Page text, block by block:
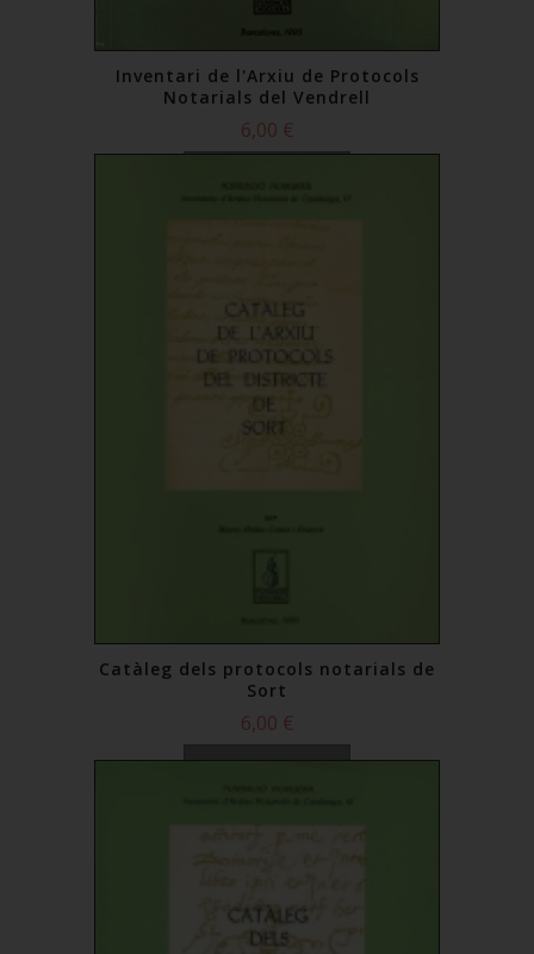
Inventari de l'Arxiu de Protocols
Notarials del Vendrell
6,00 €
Catàleg dels protocols notarials de
Sort
6,00 €
Comprar